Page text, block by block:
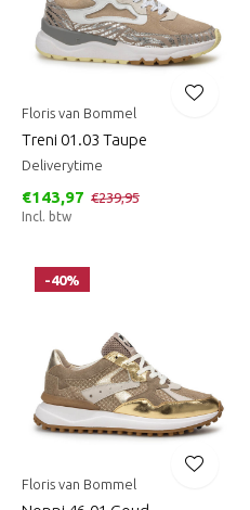
Floris van Bommel
Treni 01.03 Taupe
Deliverytime
€143,97 €239,95
Incl. btw
-40%
Floris van Bommel